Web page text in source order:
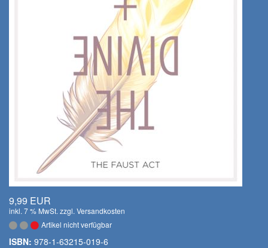
9,99 EUR
inkl. 7 % MwSt. zzgl. Versandkosten
Artikel nicht verfügbar
ISBN: 978-1-63215-019-6